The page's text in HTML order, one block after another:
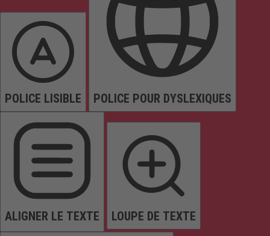
POLICE LISIBLE POLICE POUR DYSLEXIQUES
ALIGNER LE TEXTE LOUPE DE TEXTE